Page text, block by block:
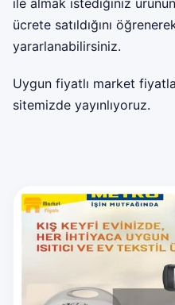
ile almak istediğiniz
ücrete satıldığını
yararlanabilirsiniz.
Uygun fiyatlı market
sitemizde yayınlıyoruz.